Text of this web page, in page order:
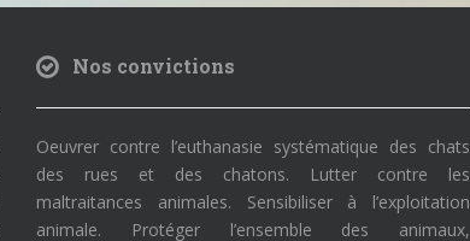
Nos convictions
Oeuvrer contre l’euthanasie systématique des chats
des rues et des chatons. Lutter contre les
maltraitances animales. Sensibiliser à l’exploitation
animale. Protéger l’ensemble des animaux,